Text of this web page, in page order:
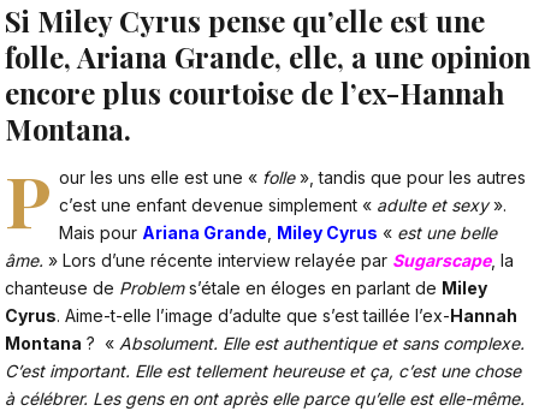
Si Miley Cyrus pense qu’elle est une
folle, Ariana Grande, elle, a une opinion
encore plus courtoise de l’ex-Hannah
Montana.
P our les uns elle est une « folle», tandis que pour les autres
c’est une enfant devenue simplement « adulte et sexy».
Mais pour Ariana Grande Miley Cyrus « est une belle
âme. » Lors d’une récente interview relayée par Sugarscape, la
chanteuse de Problems’étale en éloges en parlant de Miley
Cyrus. Aime-t-elle l’image d’adulte que s’est taillée l’ex-Hannah
Montana ? « Absolument. Elle est authentique et sans complexe.
C’est important. Elle est tellement heureuse et ça, c’est une chose
à célébrer. Les gens en ont après elle parce qu’elle est elle-même.